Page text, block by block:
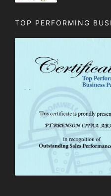
TOP PERFORMING